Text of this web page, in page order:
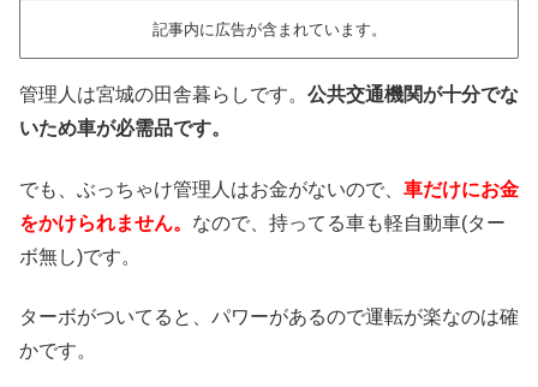
記事内に広告が含まれています。
管理人は宮城の田舎暮らしです。 公共交通機関が十分でな
いため車が必需品です。
でも、ぶっちゃけ管理人はお金がないので、 車だけにお金
をかけられません。 なので、持ってる車も軽自動車(ター
ボ無し)です。
ターボがついてると、パワーがあるので運転が楽なのは確
かです。